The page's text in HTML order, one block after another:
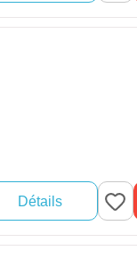
Détails